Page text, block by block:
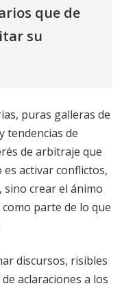
que de
su
puras galleras de
tendencias de
de arbitraje que
activar conflictos,
sino crear el ánimo
parte de lo que
discursos, risibles
aclaraciones a los